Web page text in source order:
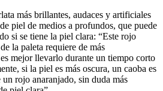
más brillantes, audaces y artificiales
piel de medios a profundos, que puede
si se tiene la piel clara: “Este rojo
la paleta requiere de más
mejor llevarlo durante un tiempo corto
si la piel es más oscura, un caoba es
un rojo anaranjado, sin duda más